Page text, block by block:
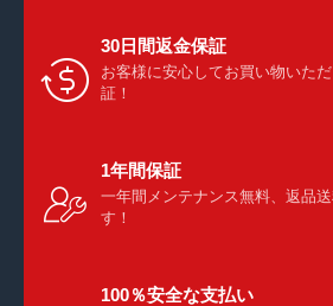
30日間返金保証
お客様に安心してお買い物いた
証！
1年間保証
一年間メンテナンス無料、返品
す！
100％安全な支払い